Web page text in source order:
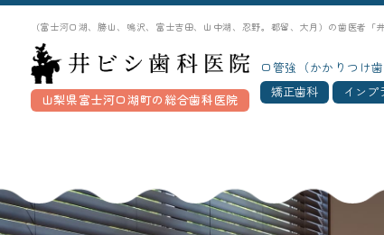
（富士河口湖、勝山、鳴沢、富士吉田、山中湖、忍野。都留、大月）の歯医者
山梨県富士河口湖町の総合歯科医院
口管強（かかりつけ
矯正歯科
インプ